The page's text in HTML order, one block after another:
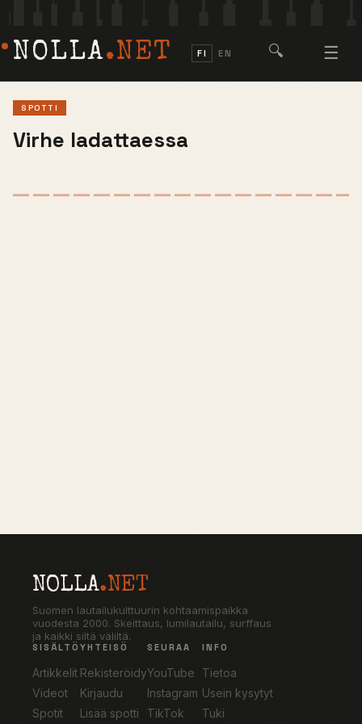
NOLLA.NET FI EN 🔍 ☰
SPOTTI
Virhe ladattaessa
NOLLA.NET
Suomen lautailukulttuurin kohtaamispaikka
vuodesta 2000. Skeittaus, lumilautailu, surffaus
ja kaikki siltä väliltä.
SISÄLTÖ
Artikkelit
Videot
Spotit
YHTEISÖ
Rekisteröidy
Kirjaudu
Lisää spotti
SEURAA
YouTube
Instagram
TikTok
INFO
Tietoa
Usein kysytyt
Tuki